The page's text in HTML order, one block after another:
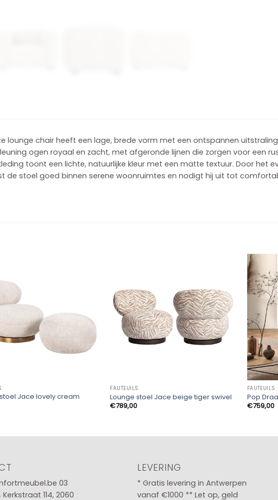
lounge chair heeft een lage, brede vorm met een ontspannen
ogen royaal en zacht, met afgeronde lijnen die zorgen voor een
toont een lichte, natuurlijke kleur met een matte textuur. Door het
de stoel goed binnen serene woonruimtes en nodigt hij uit tot
Jace lovely cream
FAUTEUILS
Lounge stoel Jace beige tiger swivel
€789,00
FAUTEUILS
Pop
€759,00
03
Kerkstraat 114, 2060
LEVERING
* Gratis levering in Antwerpen
vanaf €1000 ** Let op, geld